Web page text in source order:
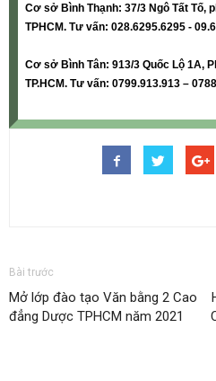
Cơ sở Bình Thạnh: 37/3 Ngô Tất Tố,
TPHCM. Tư vấn: 028.6295.6295 -
Cơ sở Bình Tân: 913/3 Quốc Lộ 1A,
TP.HCM. Tư vấn: 0799.913.913 –
Bài trước
Mở lớp đào tạo Văn bằng 2 Cao
đẳng Dược TPHCM năm 2021